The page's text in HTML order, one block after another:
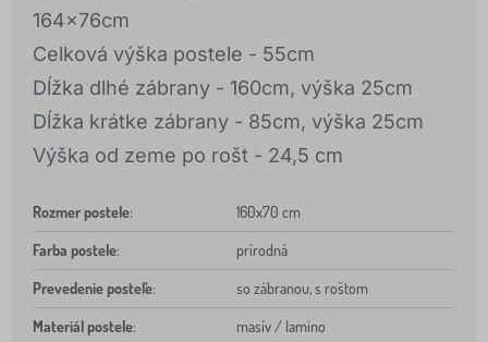
164x76cm
Celková výška postele - 55cm
Dĺžka dlhé zábrany - 160cm, výška 25cm
Dĺžka krátke zábrany - 85cm, výška 25cm
Výška od zeme po rošt - 24,5 cm
Rozmer postele: 160x70 cm
Farba postele: prírodná
Prevedenie posteľe: so zábranou, s roštom
Materiál postele: masív / lamino